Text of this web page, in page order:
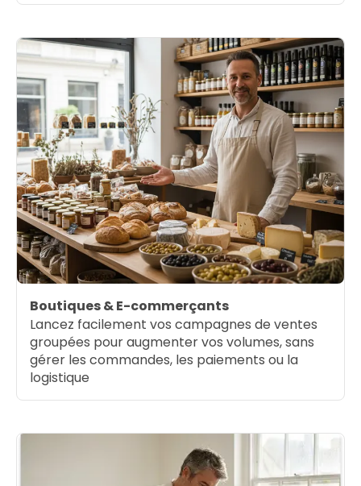
Boutiques & E-commerçants
Lancez facilement vos campagnes de ventes
groupées pour augmenter vos volumes, sans
gérer les commandes, les paiements ou la
logistique